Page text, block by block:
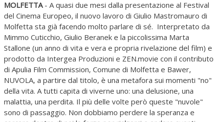
MOLFETTA- A quasi due mesi dalla presentazione al Festival
del Cinema Europeo, il nuovo lavoro di Giulio Mastromauro di
Molfetta sta già facendo molto parlare di sé. Interpretato da
Mimmo Cuticchio, Giulio Beranek e la piccolissima Marta
Stallone (un anno di vita e vera e propria rivelazione del film) e
prodotto da Intergea Produzioni e ZEN.movie con il contributo
di Apulia Film Commission, Comune di Molfetta e Bawer,
NUVOLA, a partire dal titolo, è una metafora sui momenti "no"
della vita. A tutti capita di viverne uno: una delusione, una
malattia, una perdita. Il più delle volte però queste "nuvole"
sono di passaggio. Non dobbiamo perdere la speranza e